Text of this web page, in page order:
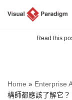
Read this
Home » Enterprise
構師都應該了解它？